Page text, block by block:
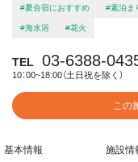
#夏合宿におすすめ #素泊ま
#海水浴 #花火
TEL 03-6388-
10：00~18:00（土日祝を除く）
この
基本情報 施設情